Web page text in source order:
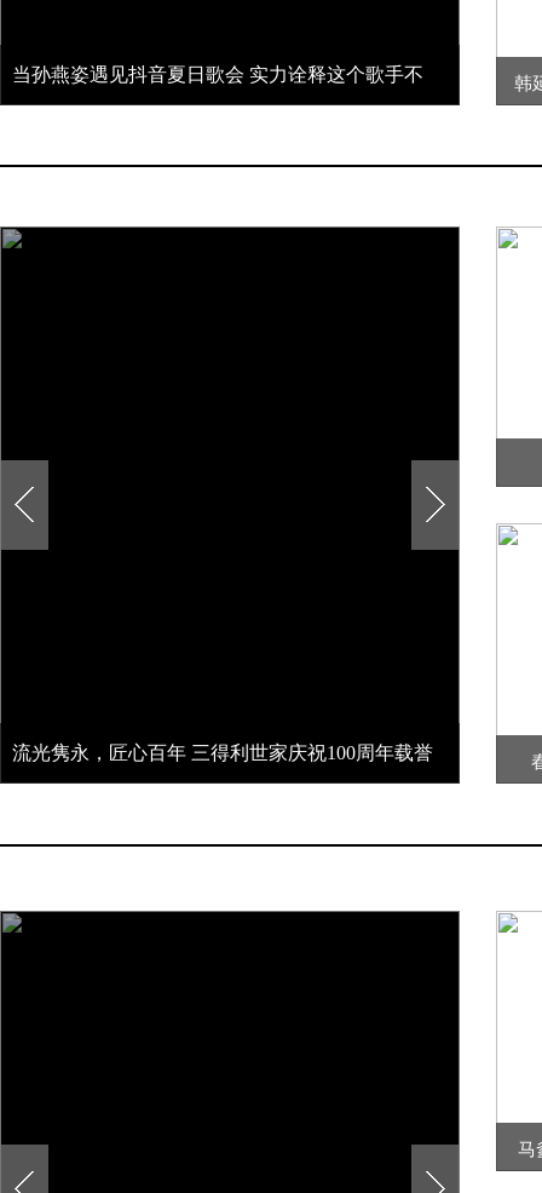
当孙燕姿遇见抖音夏日歌会 实力诠释这个歌手不 韩
流光隽永，匠心百年 三得利世家庆祝100周年载誉
马